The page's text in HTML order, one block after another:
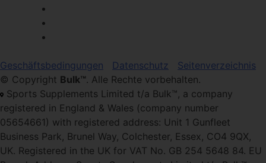
Geschäftsbedingungen Datenschutz
Seitenverzeichnis
© Copyright Bulk™. Alle Rechte vorbehalten.
Sports Supplements Limited t/a Bulk™, a company
registered in England & Wales (company number
05654661) with registered address: Unit 1 Gunfleet
Business Park, Brunel Way, Colchester, Essex, CO4 9QX,
UK. Registered in the UK for VAT No. GB 254 5648 84. EU